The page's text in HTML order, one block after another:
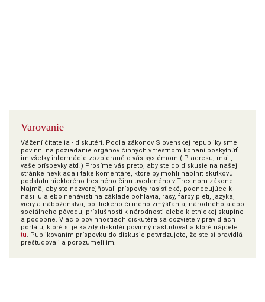
Varovanie
Vážení čitatelia - diskutéri. Podľa zákonov Slovenskej republiky sme
povinní na požiadanie orgánov činných v trestnom konaní poskytnúť
im všetky informácie zozbierané o vás systémom (IP adresu, mail,
vaše príspevky atď.) Prosíme vás preto, aby ste do diskusie na našej
stránke nevkladali také komentáre, ktoré by mohli naplniť skutkovú
podstatu niektorého trestného činu uvedeného v Trestnom zákone.
Najmä, aby ste nezverejňovali príspevky rasistické, podnecujúce k
násiliu alebo nenávisti na základe pohlavia, rasy, farby pleti, jazyka,
viery a náboženstva, politického či iného zmýšľania, národného alebo
sociálneho pôvodu, príslušnosti k národnosti alebo k etnickej skupine
a podobne. Viac o povinnostiach diskutéra sa dozviete v pravidlách
portálu, ktoré si je každý diskutér povinný naštudovať a ktoré nájdete
tu. Publikovaním príspevku do diskusie potvrdzujete, že ste si pravidlá
preštudovali a porozumeli im.